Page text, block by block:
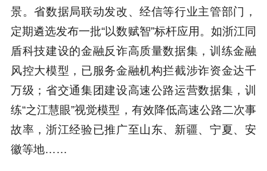
景。省数据局联动发改、经信等行业主管部门，
定期遴选发布一批“以数赋智”标杆应用。如浙江同
盾科技建设的金融反诈高质量数据集，训练金融
风控大模型，已服务金融机构拦截涉诈资金达千
万级；省交通集团建设高速公路运营数据集，训
练“之江慧眼”视觉模型，有效降低高速公路二次事
故率，浙江经验已推广至山东、新疆、宁夏、安
徽等地……